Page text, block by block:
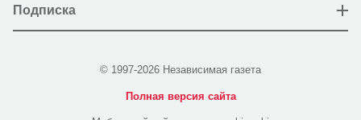
Подписка
© 1997-2026 Независимая газета
Полная версия сайта